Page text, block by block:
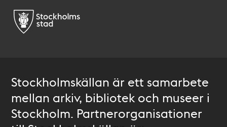
Stockholmskällan är ett samarbete
mellan arkiv, bibliotek och museer i
Stockholm. Partnerorganisationer